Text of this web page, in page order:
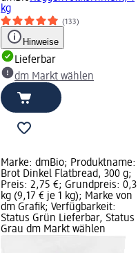
kg
(133)
Hinweise
Lieferbar
dm Markt wählen
Marke: dmBio; Produktname:
Brot Dinkel Flatbread, 300 g;
Preis: 2,75 €; Grundpreis: 0,3
kg (9,17 € je 1 kg); Marke von
dm Grafik; Verfügbarkeit:
Status Grün Lieferbar, Status
Grau dm Markt wählen